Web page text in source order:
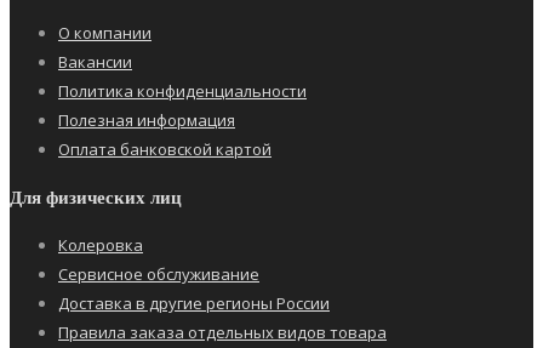
О компании
Вакансии
Политика конфиденциальности
Полезная информация
Оплата банковской картой
Для физических лиц
Колеровка
Сервисное обслуживание
Доставка в другие регионы России
Правила заказа отдельных видов товара